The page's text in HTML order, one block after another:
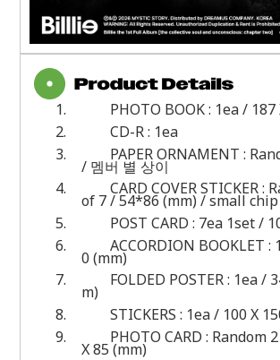
1.
PHOTO BOOK : 1ea / 187
2.
CD-R : 1ea
3.
PAPER ORNAMENT :
/ 멤버 별 상이
4.
CARD COVER STICKER :
of 7 / 54*86 (mm) / small chip
5.
POST CARD : 7ea 1set /
6.
ACCORDION BOOKLET :
0 (mm)
7.
FOLDED POSTER : 1ea /
m)
8.
STICKERS : 1ea / 100 X
9.
PHOTO CARD : Random
X 85 (mm)